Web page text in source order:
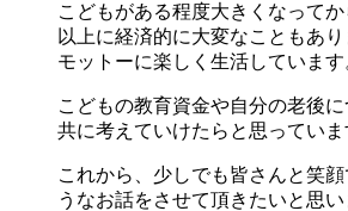
こどもがある程度大きくなって
以上に経済的に大変なこともあ
モットーに楽しく生活しています
こどもの教育資金や自分の老後
共に考えていけたらと思っていま
これから、少しでも皆さんと笑
うなお話をさせて頂きたいと思い